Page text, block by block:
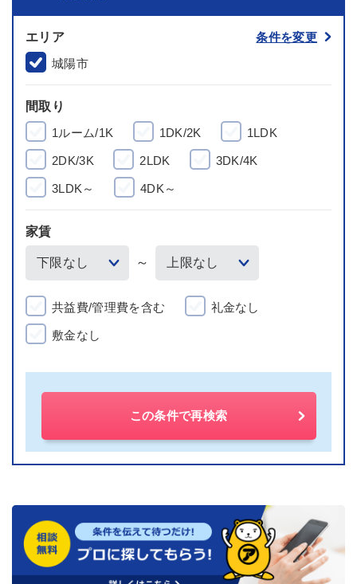
エリア
条件を変更
城陽市
間取り
1ルーム/1K
1DK/2K 1LDK
2DK/3K 2LDK 3DK/4K
3LDK～ 4DK～
家賃
～
共益費/管理費を含む 礼金なし
敷金なし
この条件で再検索